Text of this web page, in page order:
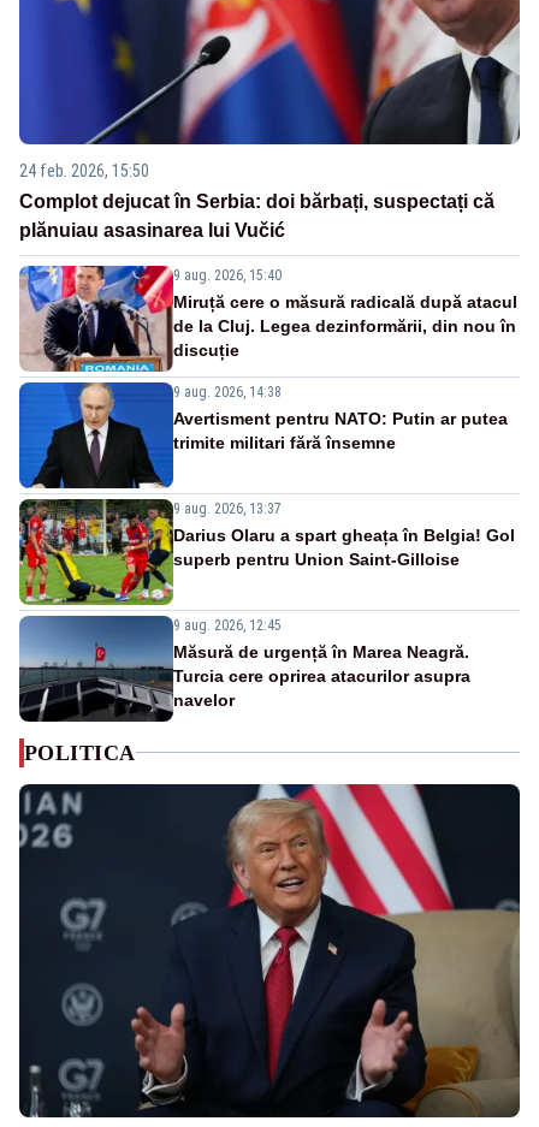
24 feb. 2026, 15:50
Complot dejucat în Serbia: doi bărbați, suspectați că
plănuiau asasinarea lui Vučić
9 aug. 2026, 15:40
Miruță cere o măsură radicală după atacul
de la Cluj. Legea dezinformării, din nou în
discuție
9 aug. 2026, 14:38
Avertisment pentru NATO: Putin ar putea
trimite militari fără însemne
9 aug. 2026, 13:37
Darius Olaru a spart gheața în Belgia! Gol
superb pentru Union Saint-Gilloise
9 aug. 2026, 12:45
Măsură de urgență în Marea Neagră.
Turcia cere oprirea atacurilor asupra
navelor
POLITICA